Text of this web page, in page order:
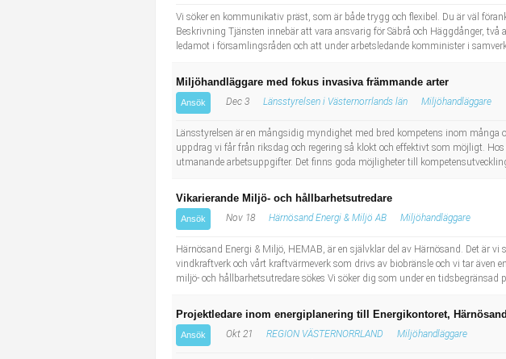
Vi söker en kommunikativ präst, som är både trygg och flexibel. Du är väl
Beskrivning Tjänsten innebär att vara ansvarig för Säbrå och Häggdånger,
ledamot i församlingsråden och att under arbetsledande komminister i
Miljöhandläggare med fokus invasiva främmande arter
Ansök Dec 3 Länsstyrelsen i Västernorrlands län Miljöhandläggare
Länsstyrelsen är en mångsidig myndighet med bred kompetens inom
uppdrag vi får från riksdag och regering så klokt och effektivt som möjligt.
utmanande arbetsuppgifter. Det finns goda möjligheter till
Vikarierande Miljö- och hållbarhetsutredare
Ansök Nov 18 Härnösand Energi & Miljö AB Miljöhandläggare
Härnösand Energi & Miljö, HEMAB, är en självklar del av Härnösand. Det är
vindkraftverk och vårt kraftvärmeverk som drivs av biobränsle och vi tar även
miljö- och hållbarhetsutredare sökes Vi söker dig som under en tidsbegränsad
Projektledare inom energiplanering till Energikontoret, Härnösand
Ansök Okt 21 REGION VÄSTERNORRLAND Miljöhandläggare